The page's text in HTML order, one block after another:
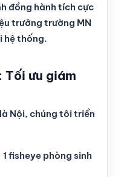
đồng hành tích cực
trưởng trường MN
hệ thống.
Tối ưu giám
Nội, chúng tôi triển
fisheye phòng sinh